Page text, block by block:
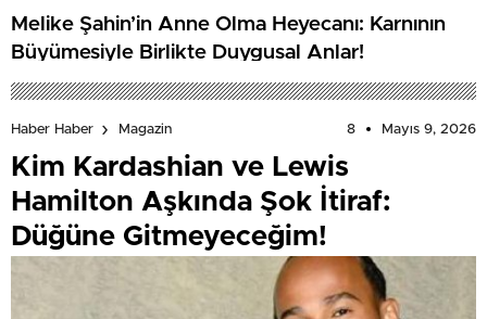
Melike Şahin’in Anne Olma Heyecanı: Karnının
Büyümesiyle Birlikte Duygusal Anlar!
Haber Haber Magazin 8 Mayıs 9, 2026
Kim Kardashian ve Lewis
Hamilton Aşkında Şok İtiraf:
Düğüne Gitmeyeceğim!